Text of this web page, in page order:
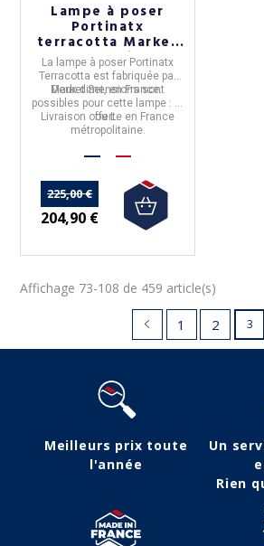
Lampe à poser
Portinatx
terracotta Market
Set - 2 tailles
La lampe à poser Portinatx
Terracotta est fabriquéepar
Market Set, enFrance.
Deux dimensions sont
possibles pour cette lampe : M
ou L.
Livraison offerte en France
métropolitaine.
225,00 €
204,90 €
Affichage 73-108 de 459 article(s)
1 2 3
Meilleurs prix toute
l'année
Un
Rien